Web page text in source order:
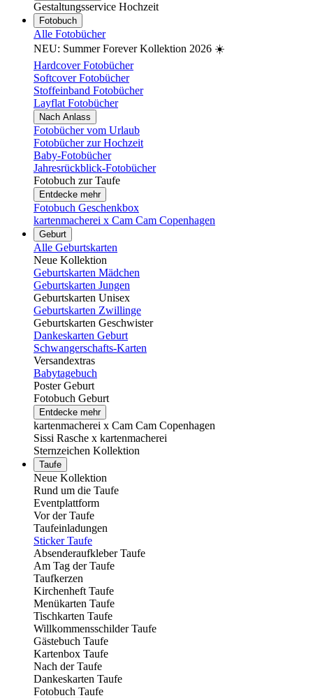
Gestaltungsservice Hochzeit
Fotobuch
Alle Fotobücher
NEU: Summer Forever Kollektion 2026 ☀️
Hardcover Fotobücher
Softcover Fotobücher
Stoffeinband Fotobücher
Layflat Fotobücher
Nach Anlass
Fotobücher vom Urlaub
Fotobücher zur Hochzeit
Baby-Fotobücher
Jahresrückblick-Fotobücher
Fotobuch zur Taufe
Entdecke mehr
Fotobuch Geschenkbox
kartenmacherei x Cam Cam Copenhagen
Geburt
Alle Geburtskarten
Neue Kollektion
Geburtskarten Mädchen
Geburtskarten Jungen
Geburtskarten Unisex
Geburtskarten Zwillinge
Geburtskarten Geschwister
Dankeskarten Geburt
Schwangerschafts-Karten
Versandextras
Babytagebuch
Poster Geburt
Fotobuch Geburt
Entdecke mehr
kartenmacherei x Cam Cam Copenhagen
Sissi Rasche x kartenmacherei
Sternzeichen Kollektion
Taufe
Neue Kollektion
Rund um die Taufe
Eventplattform
Vor der Taufe
Taufeinladungen
Sticker Taufe
Absenderaufkleber Taufe
Am Tag der Taufe
Taufkerzen
Kirchenheft Taufe
Menükarten Taufe
Tischkarten Taufe
Willkommensschilder Taufe
Gästebuch Taufe
Kartenbox Taufe
Nach der Taufe
Dankeskarten Taufe
Fotobuch Taufe